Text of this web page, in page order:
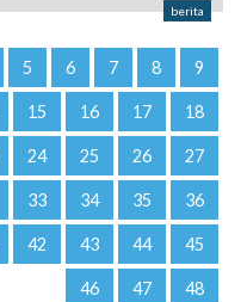
berita
5 6 7 8 9
15 16 17 18
24 25 26 27
33 34 35 36
42 43 44 45
46 47 48